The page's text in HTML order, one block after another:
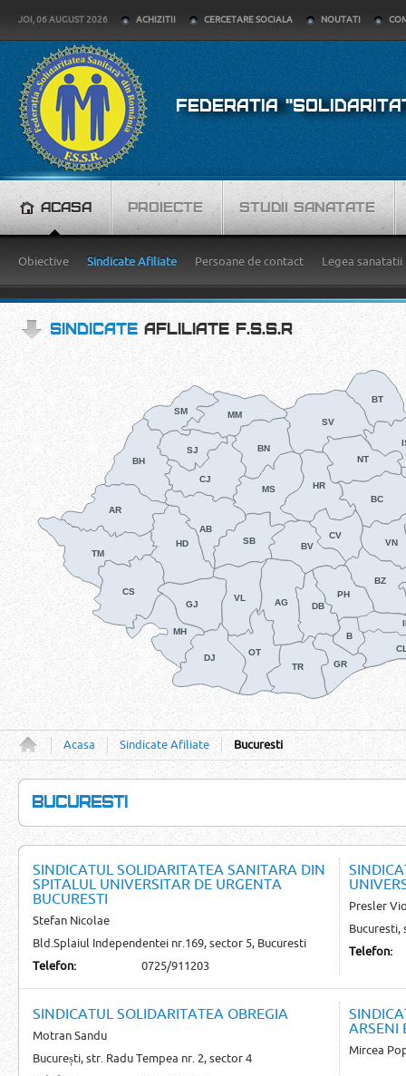
JOI, 06 AUGUST 2026 ACHIZITII CERCETARE SOCIALA NOUTATI
FEDERATIA
ACASA
Obiective Sindicate Afiliate Persoane de contact Legea sanatatii
PROIECTE STUDII SANATATE
SINDICATEAFLILIATE F.S.S.R
SV
BT
NT
BC
VN
BZ
MH
DJ
GJ
VL
OT
AG
TR
DB
GR
PH
B
SM MM
BH
AR
TM
CS
HD
AB
SB
BV
CV
HR
MS
BN
CJ
SJ
Acasa Sindicate Afiliate Bucuresti
BUCURESTI
SINDICATUL SOLIDARITATEA SANITARA DIN
SPITALUL UNIVERSITAR DE URGENTA
BUCURESTI
Stefan Nicolae
Bld.Splaiul Independentei nr.169, sector 5, Bucuresti
Telefon:
0725/911203
Presler
Bucuresti,
Telefon:
SINDICATUL SOLIDARITATEA OBREGIA
Motran Sandu
București, str. Radu Tempea nr. 2, sector 4
ARSENI
Mircea